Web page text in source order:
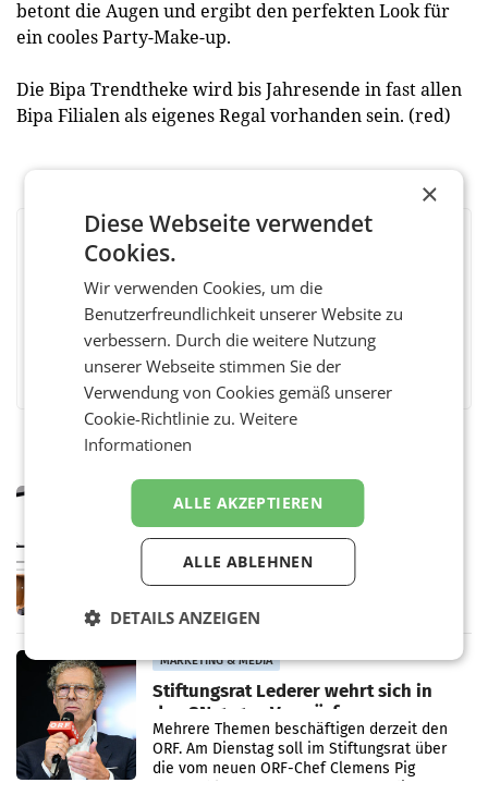
betont die Augen und ergibt den perfekten Look für
ein cooles Party-Make-up.
Die Bipa Trendtheke wird bis Jahresende in fast allen
Bipa Filialen als eigenes Regal vorhanden sein. (red)
BEWERTEN SIE DIESEN ARTIKEL
MARKETING & MEDIA
Pilnacek-U-Ausschuss - Presserat
fordert sensible Berichterstattung
WIEN Der Presserat fordert Medienvertreter
dazu auf, im U-Ausschuss zu den
Sektionschefs im Justizministerium, Christian
MARKETING & MEDIA
Stiftungsrat Lederer wehrt sich in
den SN gegen Vorwürfe
Mehrere Themen beschäftigen derzeit den
ORF. Am Dienstag soll im Stiftungsrat über
die vom neuen ORF-Chef Clemens Pig
×
Diese Webseite verwendet
Cookies.
Wir verwenden Cookies, um die
Benutzerfreundlichkeit unserer Website zu
verbessern. Durch die weitere Nutzung
unserer Webseite stimmen Sie der
Verwendung von Cookies gemäß unserer
Cookie-Richtlinie zu.Weitere
Informationen
ALLE AKZEPTIEREN
ALLE ABLEHNEN
DETAILS ANZEIGEN